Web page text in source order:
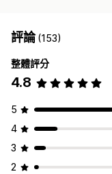
評論(153)
整體評分
4.8
5
4
3
2